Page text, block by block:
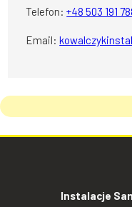
Telefon:+48 503 191
Email:
Instalacje